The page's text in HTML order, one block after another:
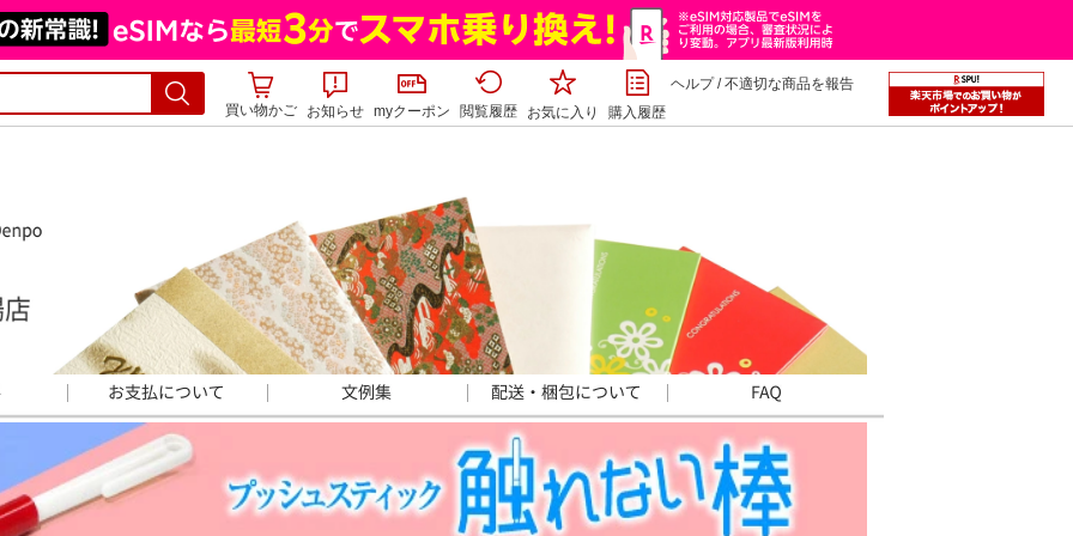
買い物かご お知らせ myクーポン 閲覧履歴 お気に入り 購入履歴
ヘルプ/不適切な商品を報告